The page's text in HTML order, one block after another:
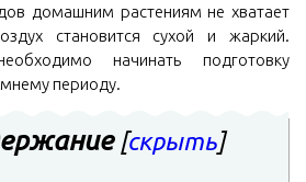
домашним растениям не хватает
становится сухой и жаркий.
начинать подготовку
периоду.
[скрыть]